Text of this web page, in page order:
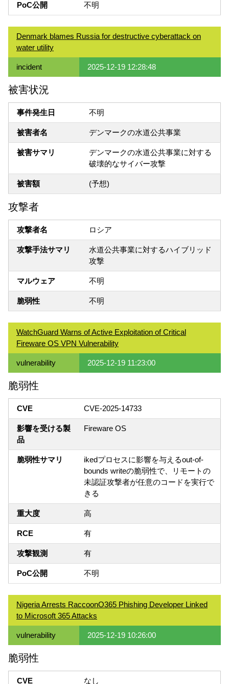
PoC公開 不明
Denmark blames Russia for destructive cyberattack on
water utility
incident 2025-12-19 12:28:48
被害状況
事件発生日 不明
被害者名 デンマークの水道公共事業
被害サマリ
デンマークの水道公共事業に対する
破壊的なサイバー攻撃
被害額 (予想)
攻撃者
攻撃者名 ロシア
攻撃手法サマリ
水道公共事業に対するハイブリッド
攻撃
マルウェア 不明
脆弱性 不明
WatchGuard Warns of Active Exploitation of Critical
Fireware OS VPN Vulnerability
vulnerability 2025-12-19 11:23:00
脆弱性
CVE CVE-2025-14733
影響を受ける製
品
Fireware OS
脆弱性サマリ
ikedプロセスに影響を与えるout-of-
bounds writeの脆弱性で、リモートの
未認証攻撃者が任意のコードを実行で
きる
重大度 高
RCE 有
攻撃観測 有
PoC公開 不明
Nigeria Arrests RaccoonO365 Phishing Developer Linked
to Microsoft 365 Attacks
vulnerability 2025-12-19 10:26:00
脆弱性
CVE なし